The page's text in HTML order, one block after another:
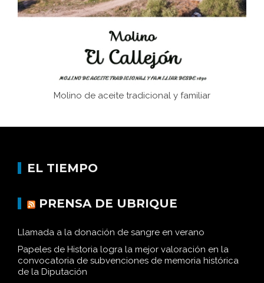
Historia y vivencias del poblado de Los Hurones
Molino de aceite tradicional y familiar
EL TIEMPO
PRENSA DE UBRIQUE
Llamada a la donación de sangre en verano
Papeles de Historia logra la mejor valoración en la
convocatoria de subvenciones de memoria histórica
de la Diputación